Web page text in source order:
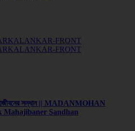
সন্ধান || MADANMOHAN
Sandhan